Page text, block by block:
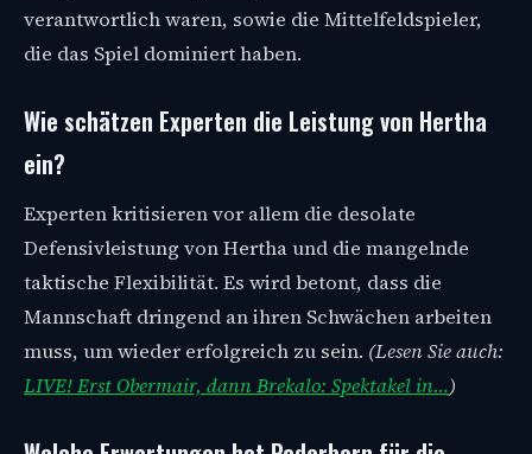
verantwortlich waren, sowie die Mittelfeldspieler,
die das Spiel dominiert haben.
Wie schätzen Experten die Leistung von Hertha
ein?
Experten kritisieren vor allem die desolate
Defensivleistung von Hertha und die mangelnde
taktische Flexibilität. Es wird betont, dass die
Mannschaft dringend an ihren Schwächen arbeiten
muss, um wieder erfolgreich zu sein. (Lesen Sie auch:
LIVE! Erst Obermair, dann Brekalo: Spektakel in…)